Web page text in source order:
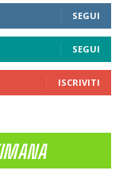
SEGUI
SEGUI
ISCRIVITI